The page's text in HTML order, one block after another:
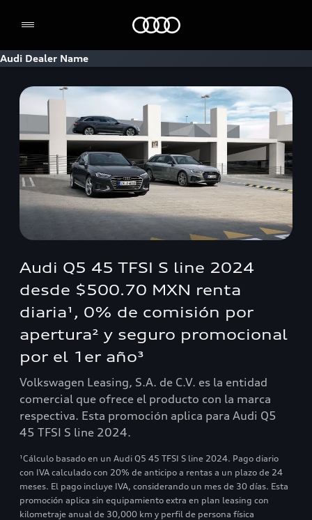
Audi Dealer Name
Audi Q5 45 TFSI S line 2024
desde $500.70 MXN renta
diaria¹, 0% de comisión por
apertura² y seguro promocional
por el 1er año³
Volkswagen Leasing, S.A. de C.V. es la entidad
comercial que ofrece el producto con la marca
respectiva. Esta promoción aplica para Audi Q5
45 TFSI S line 2024.
¹Cálculo basado en un Audi Q5 45 TFSI S line 2024. Pago diario
con IVA calculado con 20% de anticipo a rentas a un plazo de 24
meses. El pago incluye IVA, considerando un mes de 30 días. Esta
promoción aplica sin equipamiento extra en plan leasing con
kilometraje anual de 30,000 km y perfil de persona física